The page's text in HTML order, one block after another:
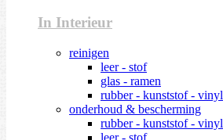
In Interieur
reinigen
leer - stof
glas - ramen
rubber - kunststof - vinyl
onderhoud & bescherming
rubber - kunststof - vinyl
leer - stof